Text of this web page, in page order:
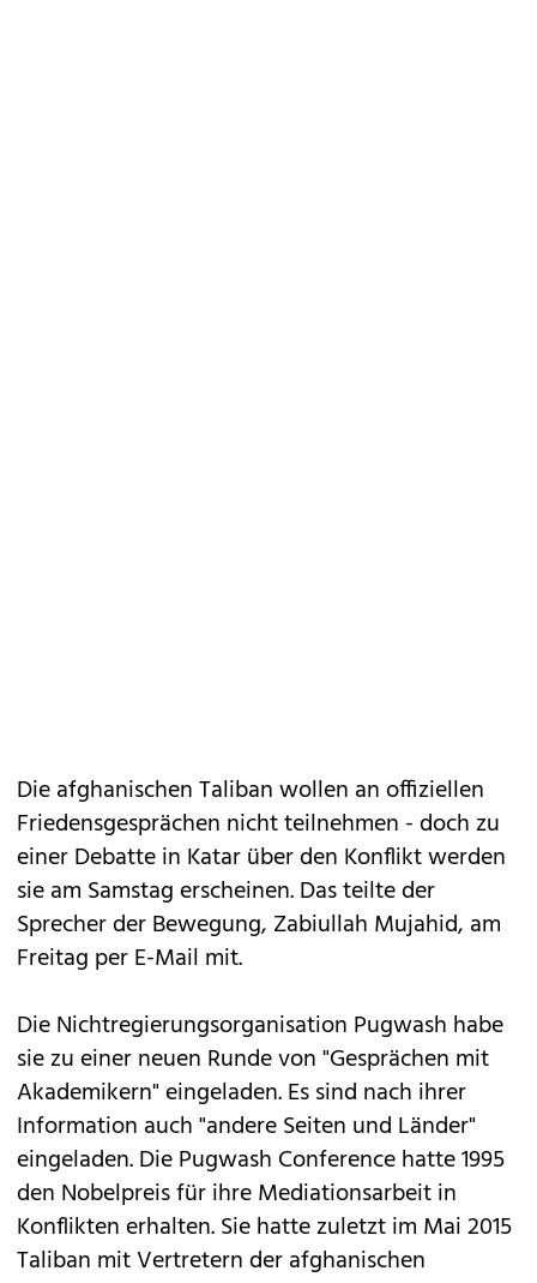
Die afghanischen Taliban wollen an offiziellen
Friedensgesprächen nicht teilnehmen - doch zu
einer Debatte in Katar über den Konflikt werden
sie am Samstag erscheinen. Das teilte der
Sprecher der Bewegung, Zabiullah Mujahid, am
Freitag per E-Mail mit.
Die Nichtregierungsorganisation Pugwash habe
sie zu einer neuen Runde von "Gesprächen mit
Akademikern" eingeladen. Es sind nach ihrer
Information auch "andere Seiten und Länder"
eingeladen. Die Pugwash Conference hatte 1995
den Nobelpreis für ihre Mediationsarbeit in
Konflikten erhalten. Sie hatte zuletzt im Mai 2015
Taliban mit Vertretern der afghanischen